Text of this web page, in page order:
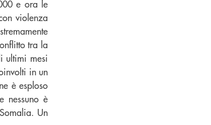
e ora le
violenza
tra la
ultimi mesi
in un
è esploso
nessuno è
Un